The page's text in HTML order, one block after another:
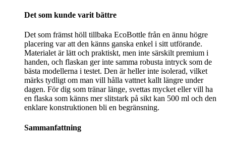
Det som kunde varit bättre
Det som främst höll tillbaka EcoBottle från en ännu högre
placering var att den känns ganska enkel i sitt utförande.
Materialet är lätt och praktiskt, men inte särskilt premium i
handen, och flaskan ger inte samma robusta intryck som de
bästa modellerna i testet. Den är heller inte isolerad, vilket
märks tydligt om man vill hålla vattnet kallt längre under
dagen. För dig som tränar länge, svettas mycket eller vill ha
en flaska som känns mer slitstark på sikt kan 500 ml och den
enklare konstruktionen bli en begränsning.
Sammanfattning